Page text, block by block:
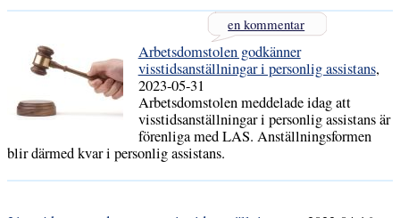
en kommentar
Arbetsdomstolen godkänner
visstidsanställningar i personlig assistans,
2023-05-31
Arbetsdomstolen meddelade idag att
visstidsanställningar i personlig assistans är
förenliga med LAS. Anställningsformen
blir därmed kvar i personlig assistans.